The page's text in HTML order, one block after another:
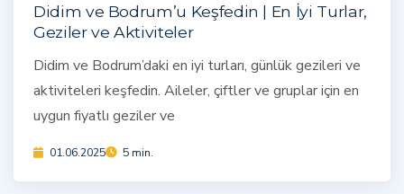
Didim ve Bodrum’u Keşfedin | En İyi Turlar,
Geziler ve Aktiviteler
Didim ve Bodrum’daki en iyi turları, günlük gezileri ve
aktiviteleri keşfedin. Aileler, çiftler ve gruplar için en
uygun fiyatlı geziler ve
01.06.2025 5 min.